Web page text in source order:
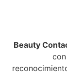
Beauty
con